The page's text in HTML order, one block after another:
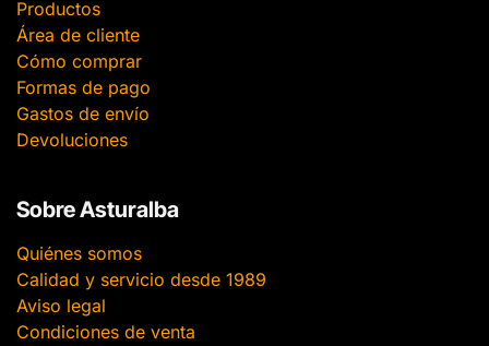
Productos
Área de cliente
Cómo comprar
Formas de pago
Gastos de envío
Devoluciones
Sobre Asturalba
Quiénes somos
Calidad y servicio desde 1989
Aviso legal
Condiciones de venta